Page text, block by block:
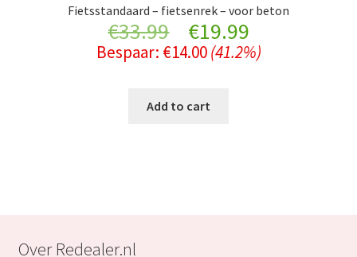
Fietsstandaard – fietsenrek – voor beton
€33.99
Original
price
was:
€19.99Current
price
Bespaar: €14.00 (41.2%)
Add to cart
Over Redealer.nl